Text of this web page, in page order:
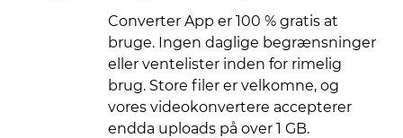
Converter App er 100 % gratis at
bruge. Ingen daglige begrænsninger
eller ventelister inden for rimelig
brug. Store filer er velkomne, og
vores videokonvertere accepterer
endda uploads på over 1 GB.